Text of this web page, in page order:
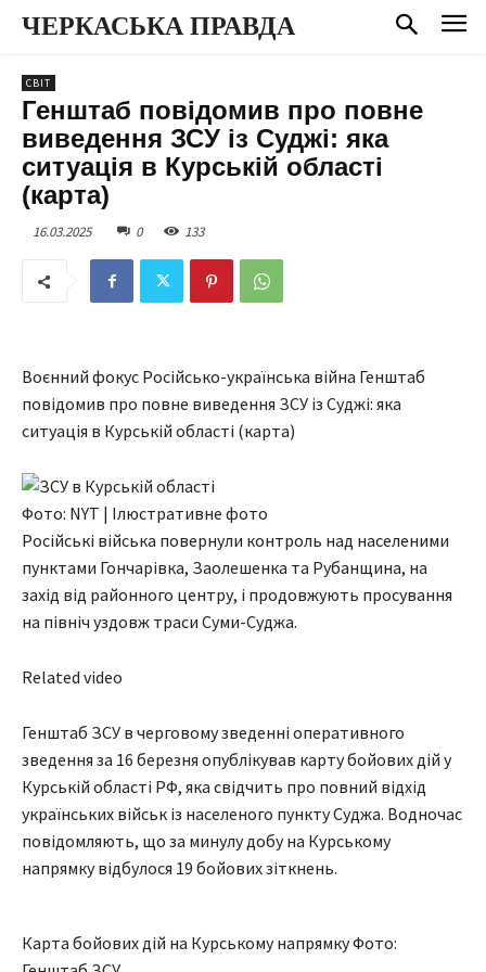
ЧЕРКАСЬКА ПРАВДА
СВІТ
Генштаб повідомив про повне
виведення ЗСУ із Суджі: яка
ситуація в Курській області
(карта)
16.03.2025 0 133
Воєнний фокус Російсько-українська війна Генштаб
повідомив про повне виведення ЗСУ із Суджі: яка
ситуація в Курській області (карта)
Фото: NYT | Ілюстративне фото
Російські війська повернули контроль над населеними
пунктами Гончарівка, Заолешенка та Рубанщина, на
захід від районного центру, і продовжують просування
на північ уздовж траси Суми-Суджа.
Related video
Генштаб ЗСУ в черговому зведенні оперативного
зведення за 16 березня опублікував карту бойових дій у
Курській області РФ, яка свідчить про повний відхід
українських військ із населеного пункту Суджа. Водночас
повідомляють, що за минулу добу на Курському
напрямку відбулося 19 бойових зіткнень.
Карта бойових дій на Курському напрямку Фото: